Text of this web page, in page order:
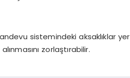
sistemindeki aksaklıklar yer
zorlaştırabilir.